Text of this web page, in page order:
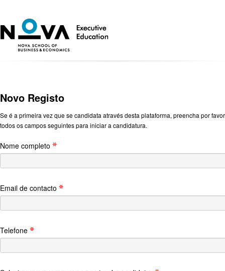
Novo Registo
Se é a primeira vez que se candidata através desta plataforma, preencha por favor
todos os campos seguintes para iniciar a candidatura.
Nome completo
Email de contacto
Telefone